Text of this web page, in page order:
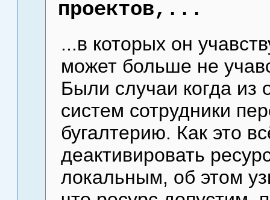
проектов,...
...в которых он
может больше не
Были случаи когда
систем сотрудники
бугалтерию. Как это
деактивировать
локальным, об этом